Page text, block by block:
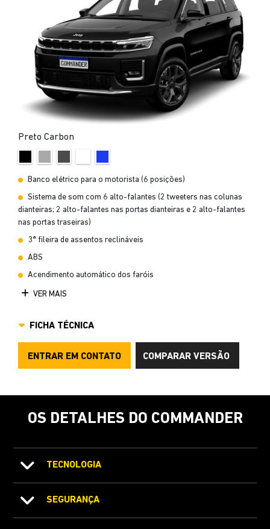
Preto Carbon
Banco elétrico para o motorista (6 posições)
Sistema de som com 6 alto-falantes (2 tweeters nas colunas
dianteiras; 2 alto-falantes nas portas dianteiras e 2 alto-falantes
nas portas traseiras)
3ª fileira de assentos reclináveis
ABS
Acendimento automático dos faróis
VER MAIS
FICHA TÉCNICA
ENTRAR EM CONTATO COMPARAR VERSÃO
OS DETALHES DO COMMANDER
TECNOLOGIA
SEGURANÇA